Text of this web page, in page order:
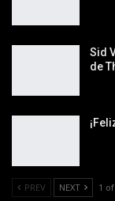
Sid
de
PREV NEXT 1